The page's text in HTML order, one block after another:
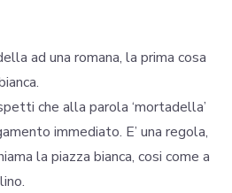
ad una romana, la prima cosa
che alla parola ‘mortadella’
immediato. E’ una regola,
la piazza bianca, cosi come a